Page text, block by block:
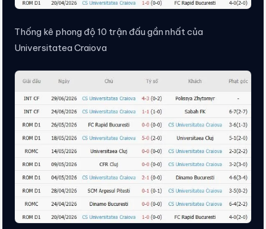
Thống kê phong độ 10 trận đấu gần nhất của
Universitatea Craiova